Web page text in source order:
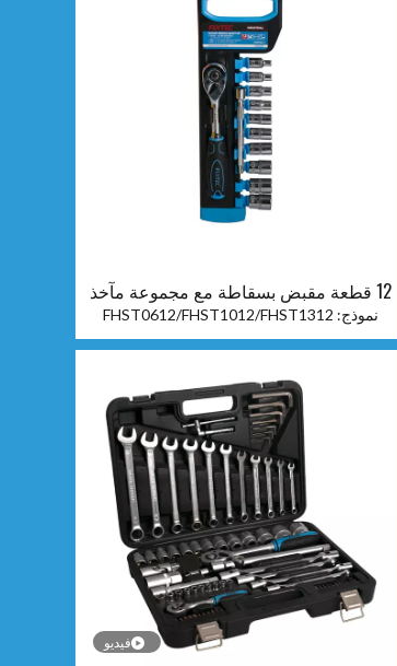
12 قطعة مقبض بسقاطة مع مجموعة مآخذ
نموذج: FHST0612/FHST1012/FHST1312
فيديو